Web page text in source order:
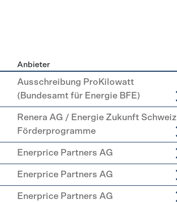
Anbieter
Ausschreibung ProKilowatt
(Bundesamt für Energie BFE)
Renera AG / Energie Zukunft Schweiz
Förderprogramme
Enerprice Partners AG
Enerprice Partners AG
Enerprice Partners AG